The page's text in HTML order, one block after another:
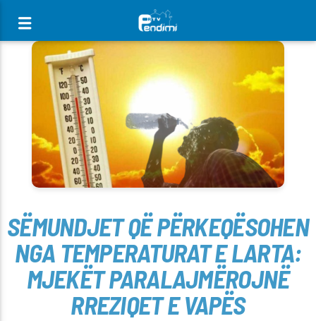
[There are no radio stations in the database]
SËMUNDJET QË PËRKEQËSOHEN
NGA TEMPERATURAT E LARTA:
MJEKËT PARALAJMËROJNË
RREZIQET E VAPËS